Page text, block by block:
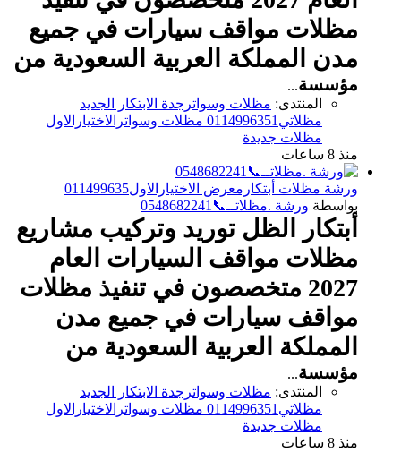
مظلات مواقف سيارات في جميع
مدن المملكة العربية السعودية من
مؤسسة...
المنتدى: مظلات وسواترجدة الابتكار الجديد
مظلاتي0114996351 مظلات وسواترالاختيارالاول
مظلات جديدة
منذ 8 ساعات
ورشة مظلات أبتكارمعرض الاختيارالاول011499635
بواسطة ورشة .مظلاتــ📞0548682241
أبتكار الظل توريد وتركيب مشاريع
مظلات مواقف السيارات العام
2027 متخصصون في تنفيذ مظلات
مواقف سيارات في جميع مدن
المملكة العربية السعودية من
مؤسسة...
المنتدى: مظلات وسواترجدة الابتكار الجديد
مظلاتي0114996351 مظلات وسواترالاختيارالاول
مظلات جديدة
منذ 8 ساعات